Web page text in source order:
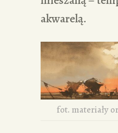
akwarelą.
fot. materiały